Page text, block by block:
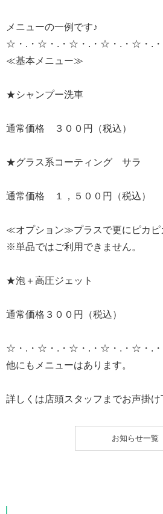
メニューの一例です♪
☆・.・☆・.・☆・.・☆・.・☆・.
≪基本メニュー≫
★シャンプー洗車
通常価格 ３００円（税込）
★グラス系コーティング サラ
通常価格 １，５００円（税込）
≪オプション≫プラスで更にピカピ
※単品ではご利用できません。
★泡＋高圧ジェット
通常価格３００円（税込）
☆・.・☆・.・☆・.・☆・.・☆・.
他にもメニューはあります。
詳しくは店頭スタッフまでお声掛け
お知らせ一覧